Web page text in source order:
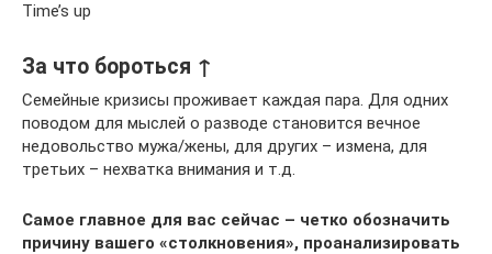
Time’s up
За что бороться ↑
Семейные кризисы проживает каждая пара. Для одних
поводом для мыслей о разводе становится вечное
недовольство мужа/жены, для других – измена, для
третьих – нехватка внимания и т.д.
Самое главное для вас сейчас – четко обозначить
причину вашего «столкновения», проанализировать